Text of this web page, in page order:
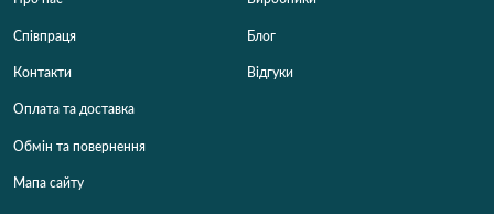
Співпраця
Контакти
Оплата та доставка
Обмін та повернення
Мапа сайту
Блог
Відгуки